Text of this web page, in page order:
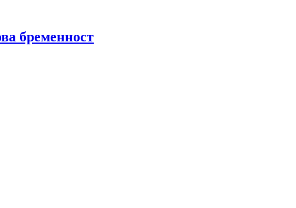
бременност